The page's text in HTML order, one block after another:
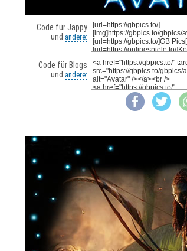
Code für Jappy
und andere:
Code für Blogs
und andere: